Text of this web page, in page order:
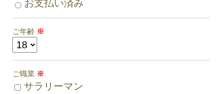
お支払い済み
ご年齢 ※
ご職業 ※
サラリーマン